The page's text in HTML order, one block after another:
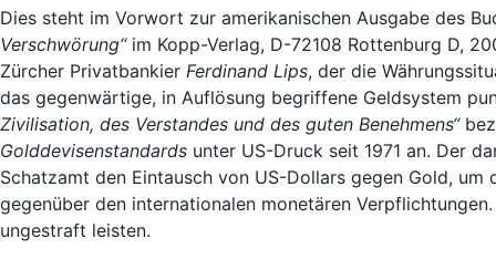
Dies steht im Vorwort zur amerikanischen Ausgabe des
Verschwörung“im Kopp-Verlag, D-72108 Rottenburg D,
Zürcher Privatbankier Ferdinand Lips, der die
das gegenwärtige, in Auflösung begriffene Geldsystem
Zivilisation, des Verstandes und des guten Benehmens“
Golddevisenstandards unter US-Druck seit 1971 an. Der
Schatzamt den Eintausch von US-Dollars gegen Gold,
gegenüber den internationalen monetären
ungestraft leisten.